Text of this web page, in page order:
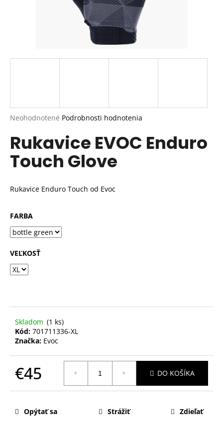
Priemerné
produktu
je
0,0
Neohodnotené Podrobnosti hodnotenia
Rukavice EVOC Enduro
Touch Glove
Rukavice Enduro Touch od Evoc
FARBA
VEĽKOSŤ
Skladom (1 ks)
Kód: 701711336-XL
Značka: Evoc
€45 DO KOŠÍKA
Opýtať sa Strážiť Zdieľať